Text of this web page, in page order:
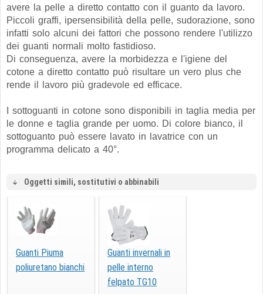
avere la pelle a diretto contatto con il guanto da lavoro.
Piccoli graffi, ipersensibilità della pelle, sudorazione, sono
infatti solo alcuni dei fattori che possono rendere l'utilizzo
dei guanti normali molto fastidioso.
Di conseguenza, avere la morbidezza e l'igiene del
cotone a diretto contatto può risultare un vero plus che
rende il lavoro più gradevole ed efficace.
I sottoguanti in cotone sono disponibili in taglia media per
le donne e taglia grande per uomo. Di colore bianco, il
sottoguanto può essere lavato in lavatrice con un
programma delicato a 40°.
Oggetti simili, sostitutivi o abbinabili
Guanti Piuma
poliuretano bianchi
Guanti invernali in
pelle interno
felpato TG10